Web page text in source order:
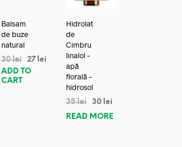
Balsam
de buze
natural
30lei 27 lei
ADD TO
CART
Hidrolat
de
Cimbru
linalol –
apă
florală –
hidrosol
35lei 30 lei
READ MORE